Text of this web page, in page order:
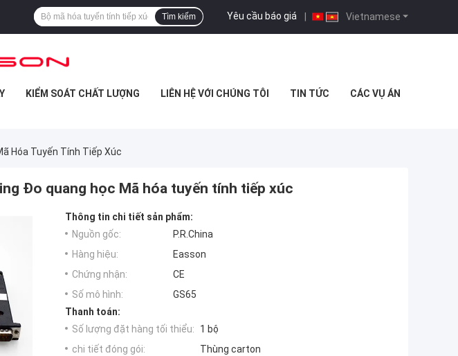
Vietnamese
Yêu cầu báo giá |
Tìm kiếm
KIỂM SOÁT CHẤT LƯỢNG LIÊN HỆ VỚI CHÚNG TÔI TIN TỨC CÁC VỤ ÁN
Hóa Tuyến Tính Tiếp Xúc
Đo quang học Mã hóa tuyến tính tiếp xúc
Thông tin chi tiết sản phẩm:
Nguồn gốc:
P.R.China
Hàng hiệu:
Easson
Chứng nhận:
CE
Số mô hình:
GS65
Thanh toán:
Số lượng đặt hàng tối thiểu:
1 bộ
chi tiết đóng gói:
Thùng carton